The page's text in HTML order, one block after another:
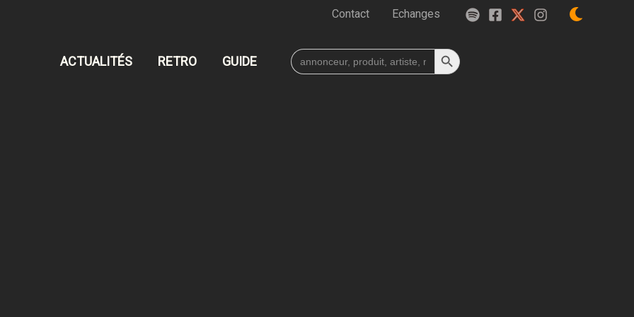
Contact Echanges
ACTUALITÉS RETRO GUIDE
Search
for:
Search Button